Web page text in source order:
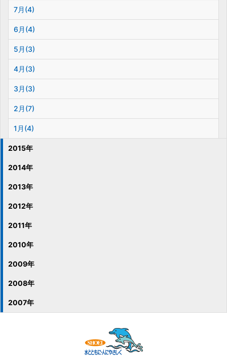
7月(4)
6月(4)
5月(3)
4月(3)
3月(3)
2月(7)
1月(4)
2015年
2014年
2013年
2012年
2011年
2010年
2009年
2008年
2007年